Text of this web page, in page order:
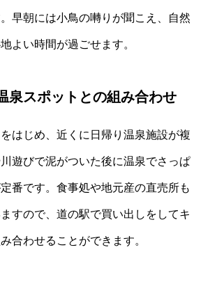
早朝には小鳥の囀りが聞こえ、自然
よい時間が過ごせます。
泉スポットとの組み合わせ
はじめ、近くに日帰り温泉施設が複
遊びで泥がついた後に温泉でさっぱ
番です。食事処や地元産の直売所も
すので、道の駅で買い出しをしてキ
合わせることができます。